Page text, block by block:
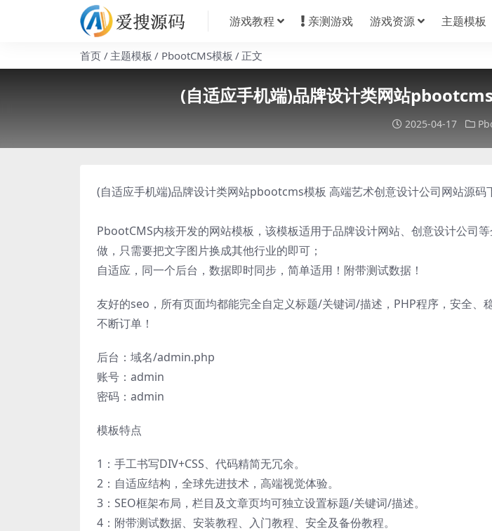
游戏教程 亲测游戏 游戏资源 主题模板
首页 主题模板 PbootCMS模板 正文
(自适应手机端)品牌设计类网站
2025-04-17
(自适应手机端)品牌设计类网站pbootcms模板 高端艺术创意设计公司网站源码
PbootCMS内核开发的网站模板，该模板适用于品牌设计网站、创意设计公司
做，只需要把文字图片换成其他行业的即可；
自适应，同一个后台，数据即时同步，简单适用！附带测试数据！
友好的seo，所有页面均都能完全自定义标题/关键词/描述，PHP程序，安全、
不断订单！
后台：域名/admin.php
账号：admin
密码：admin
模板特点
1：手工书写DIV+CSS、代码精简无冗余。
2：自适应结构，全球先进技术，高端视觉体验。
3：SEO框架布局，栏目及文章页均可独立设置标题/关键词/描述。
4：附带测试数据、安装教程、入门教程、安全及备份教程。